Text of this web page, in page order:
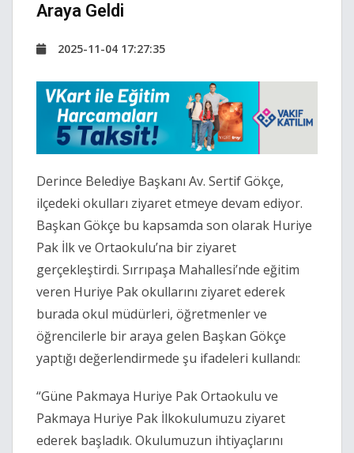
Araya Geldi
2025-11-04 17:27:35
Derince Belediye Başkanı Av. Sertif Gökçe,
ilçedeki okulları ziyaret etmeye devam ediyor.
Başkan Gökçe bu kapsamda son olarak Huriye
Pak İlk ve Ortaokulu’na bir ziyaret
gerçekleştirdi. Sırrıpaşa Mahallesi’nde eğitim
veren Huriye Pak okullarını ziyaret ederek
burada okul müdürleri, öğretmenler ve
öğrencilerle bir araya gelen Başkan Gökçe
yaptığı değerlendirmede şu ifadeleri kullandı:
“Güne Pakmaya Huriye Pak Ortaokulu ve
Pakmaya Huriye Pak İlkokulumuzu ziyaret
ederek başladık. Okulumuzun ihtiyaçlarını